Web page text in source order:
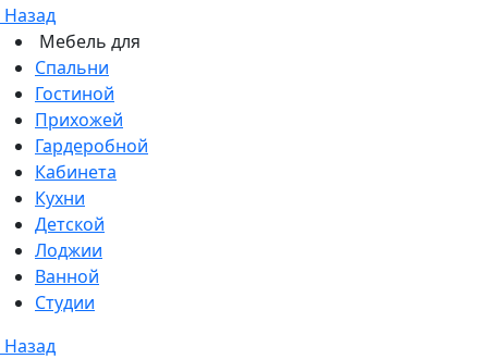
Назад
Мебель для
Спальни
Гостиной
Прихожей
Гардеробной
Кабинета
Кухни
Детской
Лоджии
Ванной
Студии
Назад